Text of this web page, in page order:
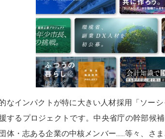
なインパクトが特に大きい人材採用「ソー
するプロジェクトです。中央省庁の幹部候
体・志ある企業の中核メンバー……等々、さ